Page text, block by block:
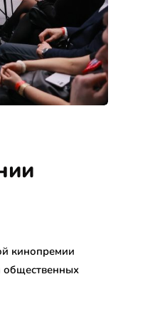
кинопремии
общественных